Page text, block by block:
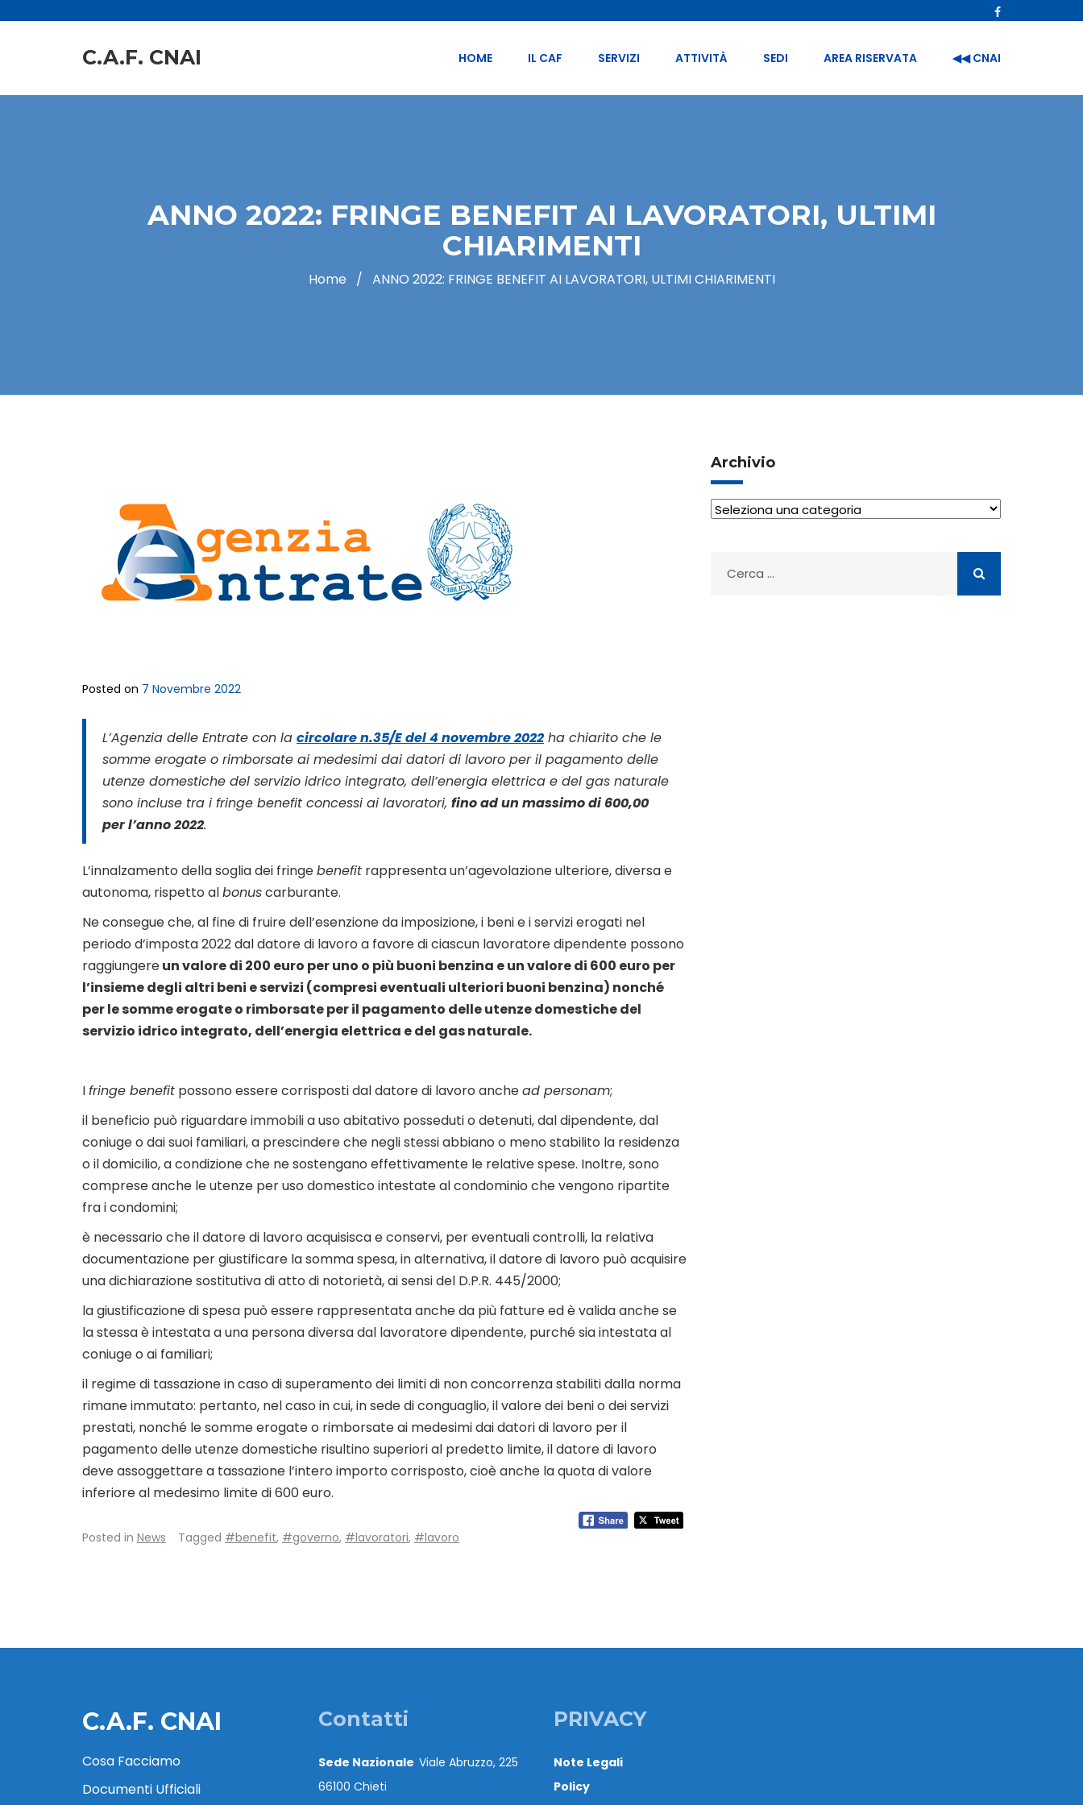
C.A.F. CNAI HOME IL CAF SERVIZI ATTIVITÀ SEDI AREA RISERVATA ◀︎◀︎ CNAI
ANNO 2022: FRINGE BENEFIT AI LAVORATORI, ULTIMI
CHIARIMENTI
Home / ANNO 2022: FRINGE BENEFIT AI LAVORATORI, ULTIMI CHIARIMENTI
Posted on 7 Novembre 2022
L’Agenzia delle Entrate con la circolare n.35/E del 4 novembre 2022ha chiarito che le
somme erogate o rimborsate ai medesimi dai datori di lavoro per il pagamento delle
utenze domestiche del servizio idrico integrato, dell’energia elettrica e del gas naturale
sono incluse tra i fringe benefit concessi ai lavoratori, fino ad un massimo di 600,00
per l’anno 2022.
L’innalzamento della soglia dei fringebenefit rappresenta un’agevolazione ulteriore, diversa e
autonoma, rispetto albonuscarburante.
Ne consegue che, al fine di fruire dell’esenzione da imposizione, i beni e i servizi erogati nel
periodo d’imposta 2022 dal datore di lavoro a favore di ciascun lavoratore dipendente possono
raggiungereun valore di 200 euro per uno o più buoni benzina e un valore di 600 euro per
l’insieme degli altri beni e servizi (compresi eventuali ulteriori buoni benzina) nonché
per le somme erogate o rimborsate per il pagamento delle utenze domestiche del
servizio idrico integrato, dell’energia elettrica e del gas naturale.
Ifringe benefit possono essere corrisposti dal datore di lavoro anchead personam;
il beneficio può riguardare immobili a uso abitativo posseduti o detenuti, dal dipendente, dal
coniuge o dai suoi familiari, a prescindere che negli stessi abbiano o meno stabilito la residenza
o il domicilio, a condizione che ne sostengano effettivamente le relative spese. Inoltre, sono
comprese anche le utenze per uso domestico intestate al condominio che vengono ripartite
fra i condomini;
è necessario che il datore di lavoro acquisisca e conservi, per eventuali controlli, la relativa
documentazione per giustificare la somma spesa, in alternativa, il datore di lavoro può acquisire
una dichiarazione sostitutiva di atto di notorietà, ai sensi del D.P.R. 445/2000;
la giustificazione di spesa può essere rappresentata anche da più fatture ed è valida anche se
la stessa è intestata a una persona diversa dal lavoratore dipendente, purché sia intestata al
coniuge o ai familiari;
il regime di tassazione in caso di superamento dei limiti di non concorrenza stabiliti dalla norma
rimane immutato: pertanto, nel caso in cui, in sede di conguaglio, il valore dei beni o dei servizi
prestati, nonché le somme erogate o rimborsate ai medesimi dai datori di lavoro per il
pagamento delle utenze domestiche risultino superiori al predetto limite, il datore di lavoro
deve assoggettare a tassazione l’intero importo corrisposto, cioè anche la quota di valore
inferiore al medesimo limite di 600 euro.
Posted in News Tagged #benefit, #governo, #lavoratori, #lavoro
Archivio
Archivio
per:
C.A.F. CNAI
Cosa Facciamo
Documenti Ufficiali
Contatti
Sede Nazionale Viale Abruzzo, 225
66100 Chieti
PRIVACY
Note Legali
Policy